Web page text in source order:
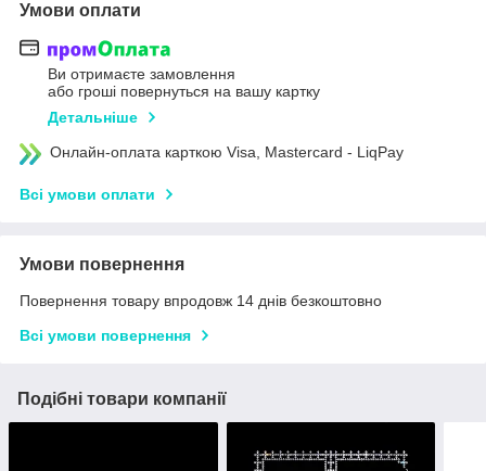
Умови оплати
Ви отримаєте замовлення
або гроші повернуться на вашу картку
Детальніше
Онлайн-оплата карткою Visa, Mastercard - LiqPay
Всі умови оплати
Умови повернення
Повернення товару впродовж 14 днів безкоштовно
Всі умови повернення
Подібні товари компанії